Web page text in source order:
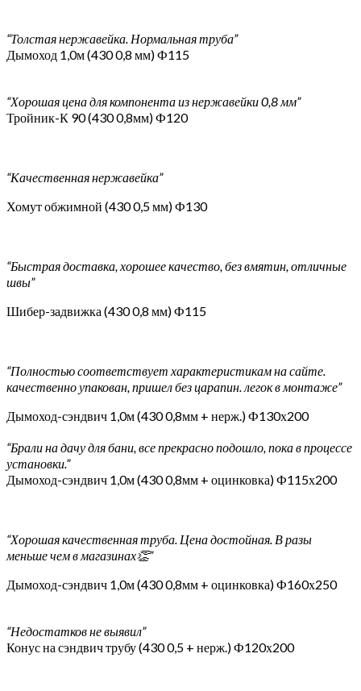
“Толстая нержавейка. Нормальная труба”
Дымоход 1,0м (430 0,8 мм) Ф115
“Хорошая цена для компонента из нержавейки 0,8 мм”
Тройник-К 90 (430 0,8мм) Ф120
“Качественная нержавейка”
Хомут обжимной (430 0,5 мм) Ф130
“Быстрая доставка, хорошее качество, без вмятин, отличные
швы”
Шибер-задвижка (430 0,8 мм) Ф115
“Полностью соответствует характеристикам на сайте.
качественно упакован, пришел без царапин. легок в монтаже”
Дымоход-сэндвич 1,0м (430 0,8мм + нерж.) Ф130х200
“Брали на дачу для бани, все прекрасно подошло, пока в процессе
установки.”
Дымоход-сэндвич 1,0м (430 0,8мм + оцинковка) Ф115х200
“Хорошая качественная труба. Цена достойная. В разы
меньше чем в магазинах👏”
Дымоход-сэндвич 1,0м (430 0,8мм + оцинковка) Ф160х250
“Недостатков не выявил”
Конус на сэндвич трубу (430 0,5 + нерж.) Ф120х200